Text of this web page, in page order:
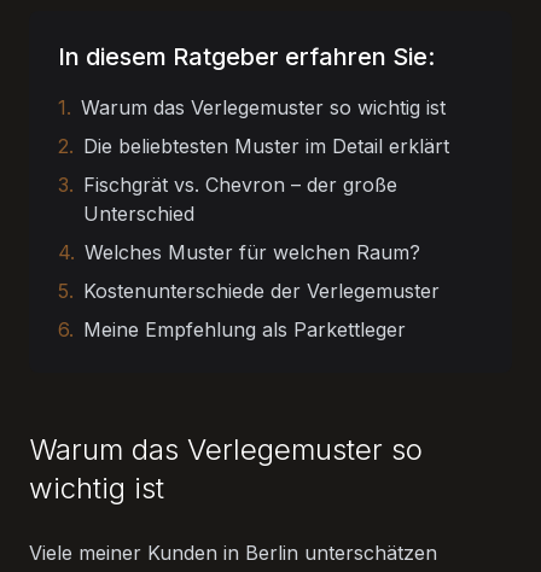
In diesem Ratgeber erfahren Sie:
1. Warum das Verlegemuster so wichtig ist
2. Die beliebtesten Muster im Detail erklärt
3. Fischgrät vs. Chevron – der große
Unterschied
4. Welches Muster für welchen Raum?
5. Kostenunterschiede der Verlegemuster
6. Meine Empfehlung als Parkettleger
Warum das Verlegemuster so
wichtig ist
Viele meiner Kunden in Berlin unterschätzen